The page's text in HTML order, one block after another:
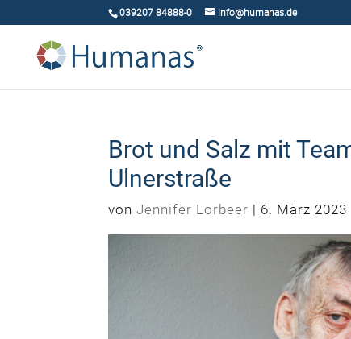
039207 84888-0 info@humanas.de
Brot und Salz mit
Ulnerstraße
vonJennifer Lorbeer | 6. März 2023